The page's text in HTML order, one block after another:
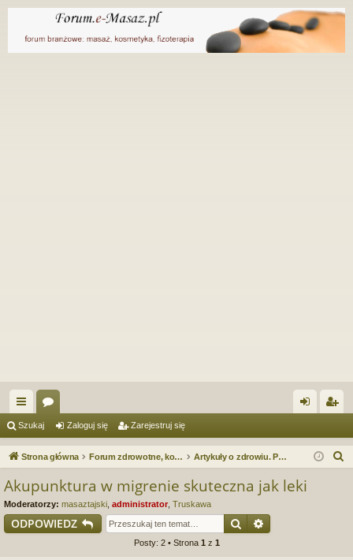
ię
ce
or
a og ej
Szukaj Zaloguj się Zarejestruj się
Strona główna Forum zdrowotne, kosmetyczne. Spa & Wellness. Forum serwisu Spa.e-Masaz.pl Artykuły o zdrowiu. Porady zdrowotne
Akupunktura w migrenie skuteczna jak leki
Moderatorzy: masaztajski administrator Truskawa
ODPOWIEDZ SzukajWyszukiwanie
Posty: 2 • Strona 1 z 1